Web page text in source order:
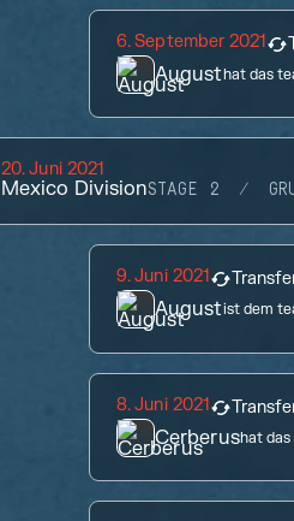
6. September 2021
Augusthat das
20. Juni 2021
Mexico DivisionSTAGE 2
9. Juni 2021
Augustist dem
8. Juni 2021
Cerberushat das